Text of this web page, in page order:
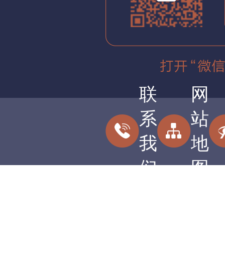
联
系
我
们
网
站
地
图